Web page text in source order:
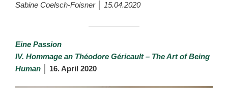
Sabine Coelsch-Foisner │ 15.04.2020
Eine Passion
IV. Hommage an Théodore Géricault – The Art of Being
Human
16. April 2020